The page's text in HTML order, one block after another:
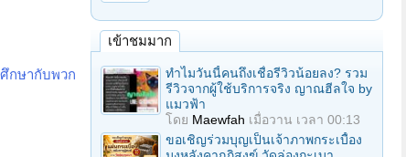
กษากับพวก
เข้าชมมาก
ทำไมวันนี้คนถึงเชื่อรีวิวน้อยลง? รวม
รีวิวจากผู้ใช้บริการจริง ญาณฮีลใจ by
แมวฟ้า
โดย Maewfah เมื่อวาน เวลา 00:13
ขอเชิญร่วมบุญเป็นเจ้าภาพกระเบื้อง